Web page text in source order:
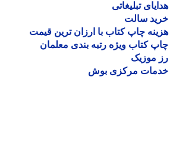
تبلیغاتی
سالت
چاپ کتاب با ارزان ترین قیمت
کتاب ویژه رتبه بندی معلمان
موزیک
مرکزی بوش